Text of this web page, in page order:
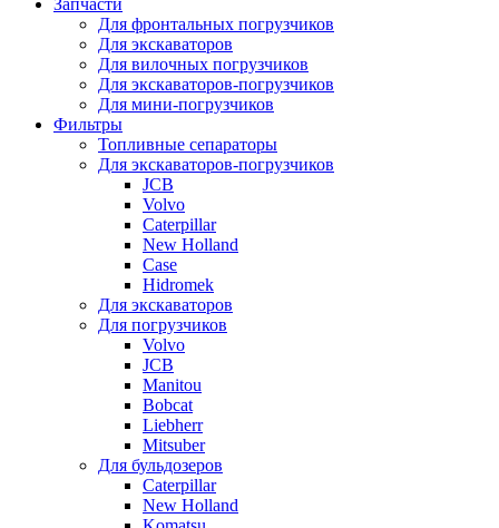
Для фронтальных погрузчиков
Для экскаваторов
Для вилочных погрузчиков
Для экскаваторов-погрузчиков
Для мини-погрузчиков
Фильтры
Топливные сепараторы
Для экскаваторов-погрузчиков
JCB
Volvo
Caterpillar
New Holland
Case
Hidromek
Для экскаваторов
Для погрузчиков
Volvo
JCB
Manitou
Bobcat
Liebherr
Mitsuber
Для бульдозеров
Caterpillar
New Holland